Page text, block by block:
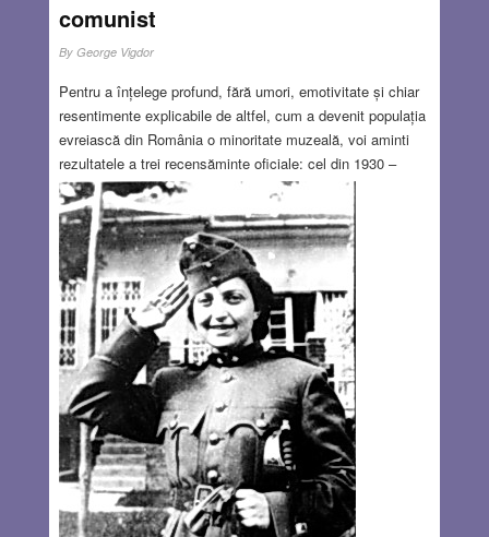
comunist
By George Vigdor
Pentru a înțelege profund, fără umori, emotivitate și chiar
resentimente explicabile de altfel, cum a devenit populația
evreiască din România o minoritate muzeală, voi aminti
rezultatele a trei recensăminte oficiale: cel din 1930 –
756.930 evrei în România Mare, cel din 1945 – 410.000
evrei pe teritoriul fostei Românii Mari, din care aprox.
350.000 de evrei pe teritoriul actualei Românii și cel din
2011 – 3271 evrei. Practic, dintr-o minoritate importantă a
națiunii române, cu un aport însemnat mai ales în
economie, comerț, stiință, artă și cultură, fapt acceptat
până și de antisemiții cei mai înverșunați, evreimea
română a ajuns un grup etnic în curs de extincție. Un
proces în parte criminal, în parte condus de interese
economice și financiare meschine și de scurtă durată, în
parte autogenerat, în parte inițiat și întreținut de însăși
evrei, care au văzut în sionism sau pur și simplu în
părăsirea definitvă a României, o soluție individuală
salvatoare după decenii de inegalitate…
Read more…